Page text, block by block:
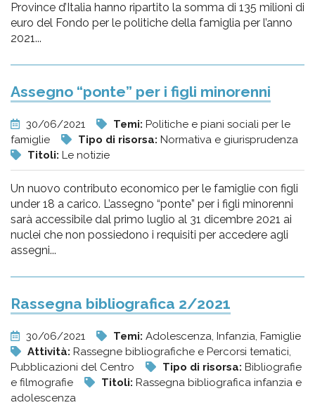
Province d’Italia hanno ripartito la somma di 135 milioni di
euro del Fondo per le politiche della famiglia per l’anno
2021...
Assegno “ponte” per i figli minorenni
30/06/2021 Temi: Politiche e piani sociali per le
famiglie
Tipo di risorsa: Normativa e giurisprudenza
Titoli: Le notizie
Un nuovo contributo economico per le famiglie con figli
under 18 a carico. L’assegno “ponte” per i figli minorenni
sarà accessibile dal primo luglio al 31 dicembre 2021 ai
nuclei che non possiedono i requisiti per accedere agli
assegni...
Rassegna bibliografica 2/2021
30/06/2021 Temi: Adolescenza, Infanzia, Famiglie
Attività: Rassegne bibliografiche e Percorsi tematici,
Pubblicazioni del Centro
Tipo di risorsa: Bibliografie
e filmografie
Titoli: Rassegna bibliografica infanzia e
adolescenza